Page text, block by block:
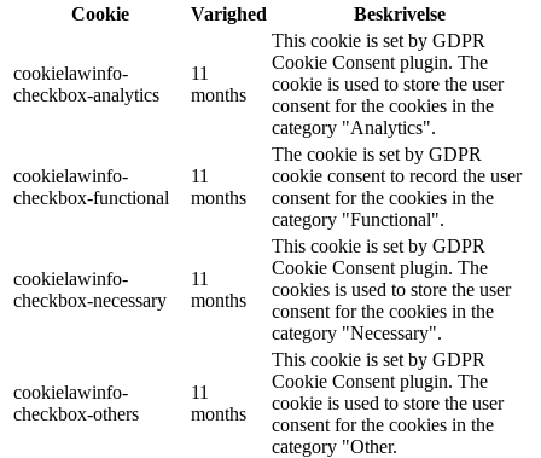
Cookie
Varighed Beskrivelse
cookielawinfo-
checkbox-analytics
11
months
This cookie is set by GDPR
Cookie Consent plugin. The
cookie is used to store the user
consent for the cookies in the
category "Analytics".
cookielawinfo-
checkbox-functional
11
months
The cookie is set by GDPR
cookie consent to record the user
consent for the cookies in the
category "Functional".
cookielawinfo-
checkbox-necessary
11
months
This cookie is set by GDPR
Cookie Consent plugin. The
cookies is used to store the user
consent for the cookies in the
category "Necessary".
cookielawinfo-
checkbox-others
11
months
This cookie is set by GDPR
Cookie Consent plugin. The
cookie is used to store the user
consent for the cookies in the
category "Other.